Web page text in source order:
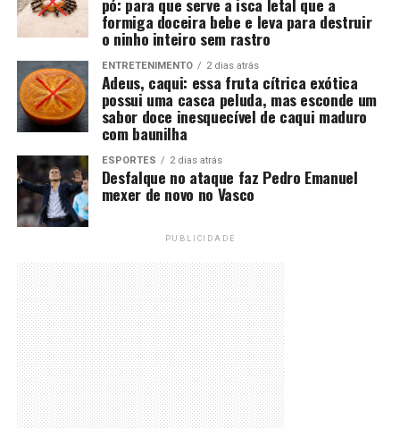
formiga doceira bebe e leva para destruir
o ninho inteiro sem rastro
ENTRETENIMENTO 2 dias atrás
Adeus, caqui: essa fruta cítrica exótica
possui uma casca peluda, mas esconde um
sabor doce inesquecível de caqui maduro
com baunilha
ESPORTES 2 dias atrás
Desfalque no ataque faz Pedro Emanuel
mexer de novo no Vasco
PUBLICIDADE